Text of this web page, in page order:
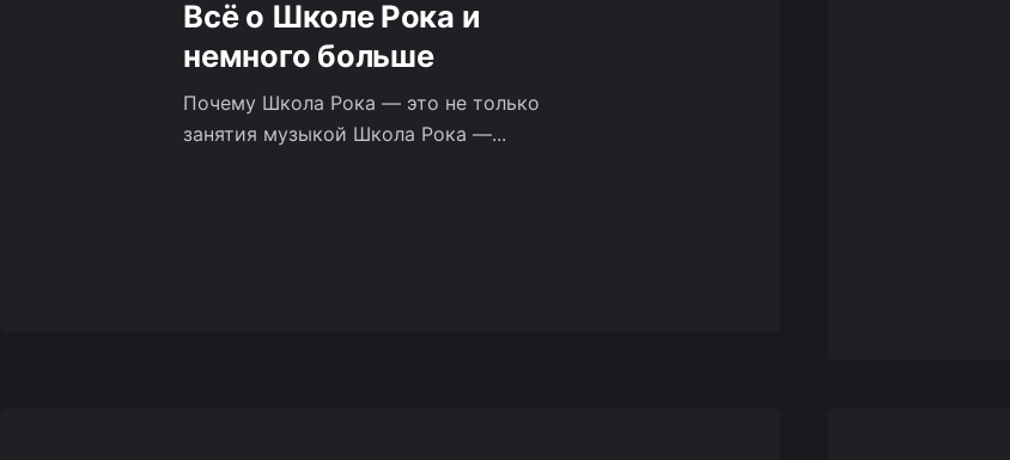
Всё о Школе Рока и
немного больше
Почему Школа Рока — это не только
занятия музыкой Школа Рока —...